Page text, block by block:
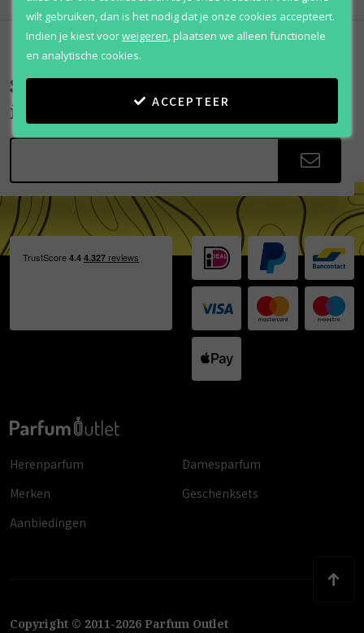
Scherpe aanbiedingen
in je mailbox
Herenparfum
Damesparfum
Merken
Geschenksets
Aanbiedingen
Copyright © 2011-2026 Parfum Outlet
wilt gebruiken, dan is het nodig dat je onze cookies accepteert.
Indien je kiest voorweigeren plaatsen we alleen functionele
en analytische cookies.
ACCEPTEER